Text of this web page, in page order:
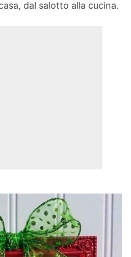
dal salotto alla cucina.